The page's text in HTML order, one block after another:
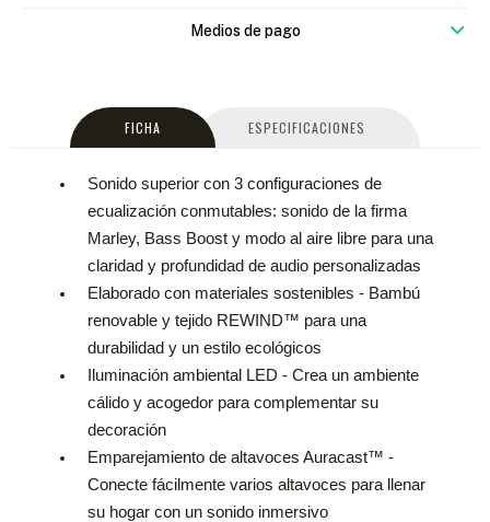
Medios de pago
FICHA ESPECIFICACIONES
Sonido superior con 3 configuraciones de
ecualización conmutables: sonido de la firma
Marley, Bass Boost y modo al aire libre para una
claridad y profundidad de audio personalizadas
Elaborado con materiales sostenibles - Bambú
renovable y tejido REWIND™ para una
durabilidad y un estilo ecológicos
Iluminación ambiental LED - Crea un ambiente
cálido y acogedor para complementar su
decoración
Emparejamiento de altavoces Auracast™ -
Conecte fácilmente varios altavoces para llenar
su hogar con un sonido inmersivo